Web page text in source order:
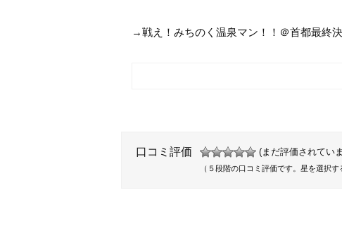
→戦え！みちのく温泉マン！！＠首都最終
口コミ評価 (まだ評価されてい
（５段階の口コミ評価です。星を選択